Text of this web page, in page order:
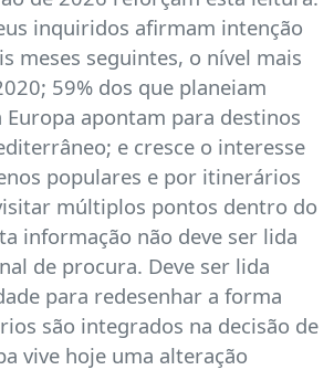
inquiridos afirmam intenção
meses seguintes, o nível mais
59% dos que planeiam
apontam para destinos
e cresce o interesse
populares e por itinerários
múltiplos pontos dentro do
informação não deve ser lida
de procura. Deve ser lida
para redesenhar a forma
são integrados na decisão de
vive hoje uma alteração